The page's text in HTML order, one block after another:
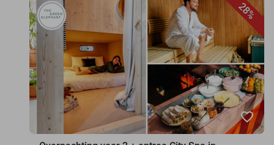
28%
favorite_border